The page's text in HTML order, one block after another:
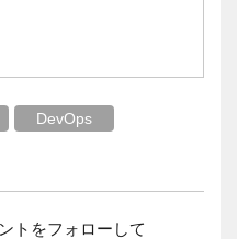
DevOps
トをフォローして